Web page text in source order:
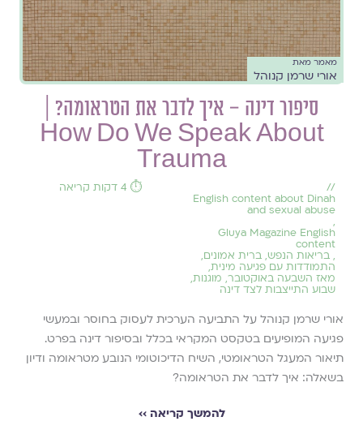
מאמר מאת
אורי שרמן קנוהל
סיפור דינה – איך לדבר את הטראומה? ‏‏|
How Do We Speak About
Trauma
//
English content about Dinah
and sexual abuse
Gluya Magazine English
content
, בריאות הנפש, ברית אמונים,
התמודדות עם פגיעה מינית,
מאז השבעה באוקטובר, מוגנות,
שבוע התייצבות לצד דינה
⏱️ 4 דקות קריאה
אורי שרמן קנוהל על התביעה הערכית לעסוק בחוסר ובמעשי
פגיעה המופיעים בטקסט המקראי בכלל ובסיפור דינה בפרט.
תיאור המעגל הטראומטי, השיח הדיכוטומי הנובע מטראומה ודיון
בשאלה: איך לדבר את הטראומה?
להמשך קריאה ››